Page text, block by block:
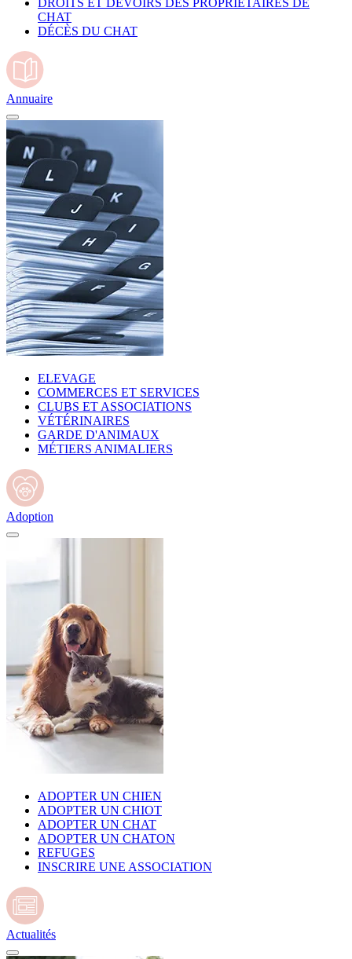
DROITS ET DEVOIRS DES PROPRIÉTAIRES DE
CHAT
DÉCÈS DU CHAT
Annuaire
ELEVAGE
COMMERCES ET SERVICES
CLUBS ET ASSOCIATIONS
VÉTÉRINAIRES
GARDE D'ANIMAUX
MÉTIERS ANIMALIERS
Adoption
ADOPTER UN CHIEN
ADOPTER UN CHIOT
ADOPTER UN CHAT
ADOPTER UN CHATON
REFUGES
INSCRIRE UNE ASSOCIATION
Actualités